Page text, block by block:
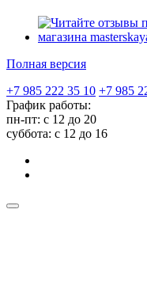
Полная версия
+7 985 222 35 10 +7 985
График работы:
пн-пт: с 12 до 20
суббота: c 12 до 16